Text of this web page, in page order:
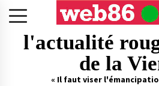
l'actualité
de la
« Il faut viser